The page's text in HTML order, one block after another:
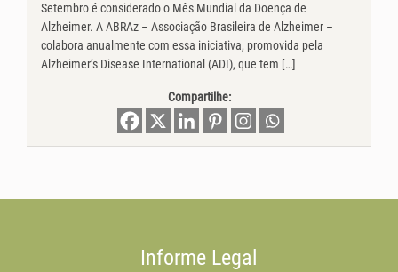
Setembro é considerado o Mês Mundial da Doença de
Alzheimer. A ABRAz – Associação Brasileira de Alzheimer –
colabora anualmente com essa iniciativa, promovida pela
Alzheimer’s Disease International (ADI), que tem […]
Compartilhe:
Informe Legal